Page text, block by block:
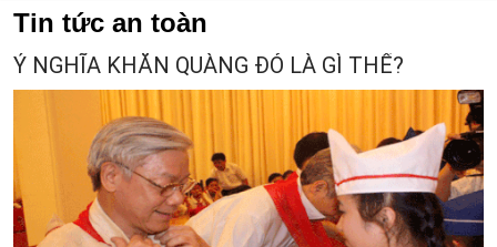
Tin tức an toàn
Ý NGHĨA KHĂN QUÀNG ĐỎ LÀ GÌ THẾ?